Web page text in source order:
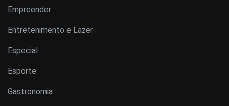
Empreender
Entretenimento e Lazer
Especial
Esporte
Gastronomia